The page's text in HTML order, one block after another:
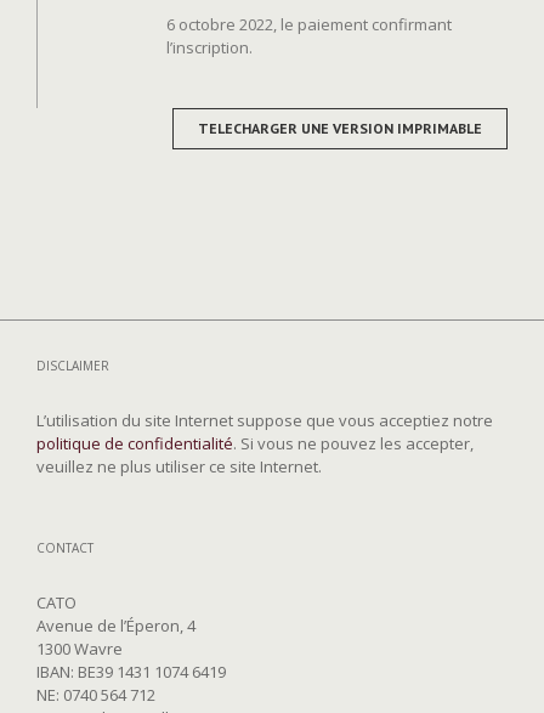
6 octobre 2022, le paiement confirmant
l’inscription.
TELECHARGER UNE VERSION IMPRIMABLE
DISCLAIMER
L’utilisation du site Internet suppose que vous acceptiez notre
politique de confidentialité. Si vous ne pouvez les accepter,
veuillez ne plus utiliser ce site Internet.
CONTACT
CATO
Avenue de l’Éperon, 4
1300 Wavre
IBAN: BE39 1431 1074 6419
NE: 0740 564 712